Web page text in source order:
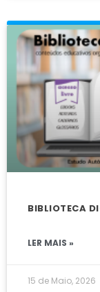
BIBLIOTECA
LER MAIS »
15 de Maio, 2026